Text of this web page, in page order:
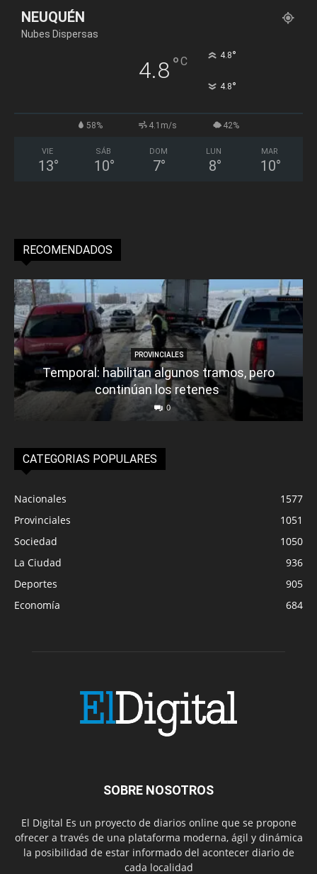
NEUQUÉN
Nubes Dispersas
4.8°C 4.8°
4.8°
58% 4.1m/s 42%
VIE
13°
SÁB
10°
DOM
7°
LUN
8°
MAR
10°
RECOMENDADOS
PROVINCIALES
Temporal: habilitan algunos tramos, pero
continúan los retenes
0
CATEGORIAS POPULARES
Nacionales
1577
Provinciales
1051
Sociedad
1050
La Ciudad
936
Deportes
905
Economía
684
SOBRE NOSOTROS
El Digital Es un proyecto de diarios online que se propone
ofrecer a través de una plataforma moderna, ágil y dinámica
la posibilidad de estar informado del acontecer diario de
cada localidad